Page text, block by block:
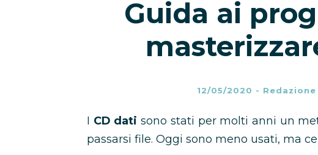
Guida ai
12/05/2020 -
I CD dati sono stati per molti anni un
passarsi file. Oggi sono meno usati, ma